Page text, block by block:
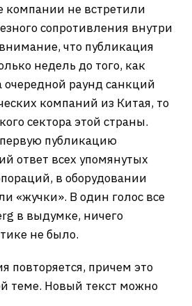
компании не встретили
сопротивления внутри
что публикация
недель до того, как
раунд санкций
компаний из Китая, то
сектора этой страны.
публикацию
ответ всех упомянутых
в оборудовании
«жучки». В один голос все
в выдумке, ничего
не было.
повторяется, причем это
теме. Новый текст можно